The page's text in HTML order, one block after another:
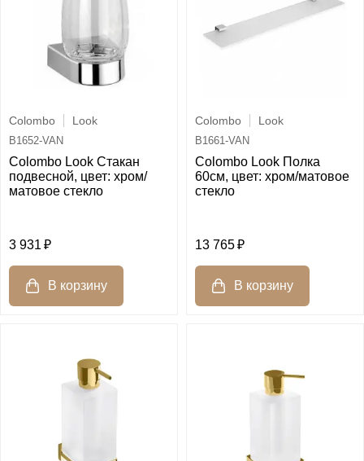
Colombo Look
B1652-VAN
Colombo Look Стакан
подвесной, цвет: хром/
матовое стекло
3 931
Colombo Look
B1661-VAN
Colombo Look Полка
60см, цвет: хром/матовое
стекло
13 765